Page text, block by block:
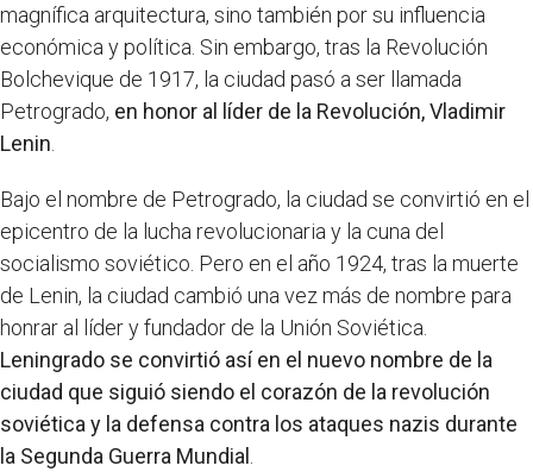
magnífica arquitectura, sino también por su influencia
económica y política. Sin embargo, tras la Revolución
Bolchevique de 1917, la ciudad pasó a ser llamada
Petrogrado, en honor al líder de la Revolución, Vladimir
Lenin
Bajo el nombre de Petrogrado, la ciudad se convirtió en el
epicentro de la lucha revolucionaria y la cuna del
socialismo soviético. Pero en el año 1924, tras la muerte
de Lenin, la ciudad cambió una vez más de nombre para
honrar al líder y fundador de la Unión Soviética.
Leningrado se convirtió así en el nuevo nombre de la
ciudad que siguió siendo el corazón de la revolución
soviética y la defensa contra los ataques nazis durante
la Segunda Guerra Mundial